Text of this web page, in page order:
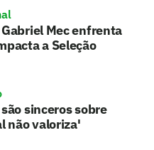
Mec enfrenta
a Seleção
sinceros sobre
não valoriza'